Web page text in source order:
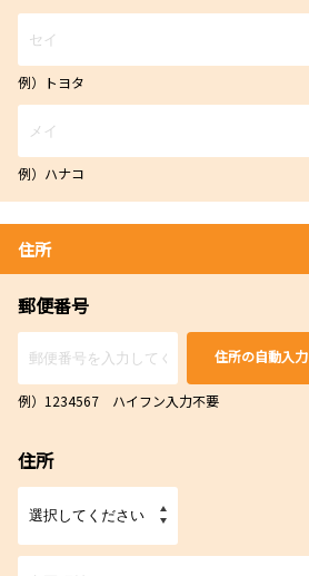
例）トヨタ
例）ハナコ
住所
郵便番号
住所の自動入力
例）1234567 ハイフン入力不要
住所